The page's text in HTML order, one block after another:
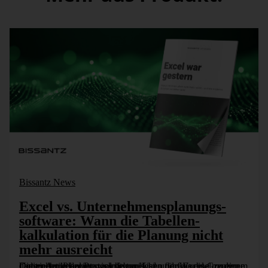
Mehr Einblicke in die Integrierte Unternehmensplanung von
Bissantz erhalten Sie in unserem Quickguide.
Bissantz News
Excel vs. Unter­nehmens­planungs­
software: Wann die Tabellen­
kalkulation für die Planung nicht
mehr ausreicht
Dieser Artikel zeigt, welche typischen fünf Excel-Grenzen Controller in der Praxis erleben, wann der Wechsel zu einem dedizierten Planungstool sinnvoll ist, und was eine moderne Unternehmensplanungssoftware [...]